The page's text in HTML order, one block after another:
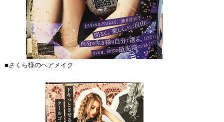
■さくら様のヘアメイク